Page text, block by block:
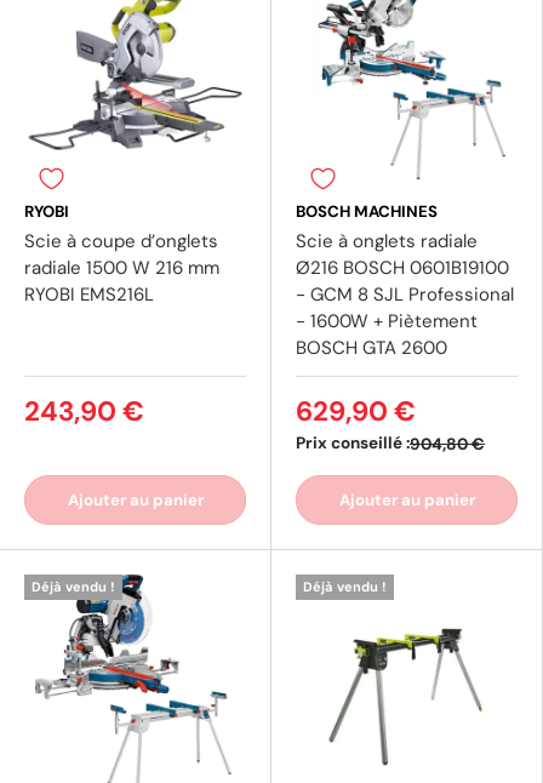
(8 avis)
(1 avis)
RYOBI
Scie à coupe d’onglets
radiale 1500 W 216 mm
RYOBI EMS216L
243,90 €
Ajouter au panier
BOSCH MACHINES
Scie à onglets radiale
Ø216 BOSCH 0601B19100
- GCM 8 SJL Professional
- 1600W + Piètement
BOSCH GTA 2600
Prix conseillé :904,80 €
629,90 €
Ajouter au panier
Déjà vendu ! Déjà vendu !